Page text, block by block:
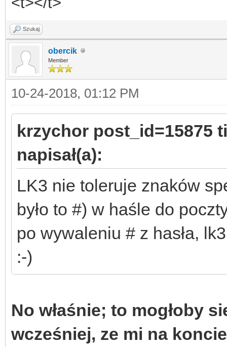
Szukaj
obercik
Member
10-24-2018, 01:12 PM
krzychor post_id=15875
napisał(a):
LK3 nie toleruje znaków
było to #) w haśle do
po wywaleniu # z hasła,
:-)
No właśnie; to mogłoby
wcześniej, ze mi na